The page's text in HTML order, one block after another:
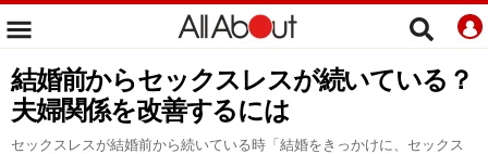
結婚前からセックスレスが続いている？
夫婦関係を改善するには
セックスレスが結婚前から続いている時「結婚をきっかけに、セックス